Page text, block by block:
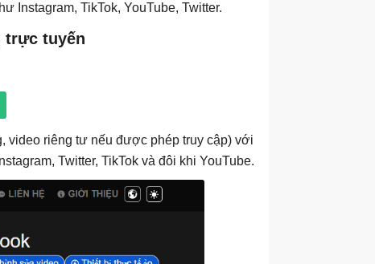
Instagram, TikTok, YouTube, Twitter.
trực tuyến
video riêng tư nếu được phép truy cập) với
Twitter, TikTok và đôi khi YouTube.